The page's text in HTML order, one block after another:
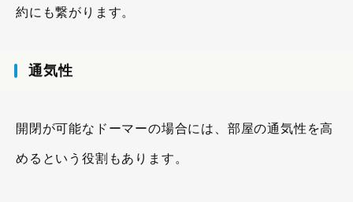
約にも繋がります。
通気性
開閉が可能なドーマーの場合には、部屋の通気性を高
めるという役割もあります。